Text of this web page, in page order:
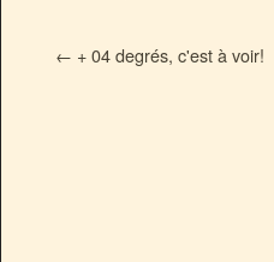
← + 04 degrés, c'est à voir!